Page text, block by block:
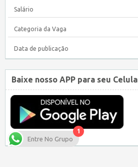
Salário
Categoria da Vaga
Data de publicação
Baixe nosso APP para seu
1
Entre No Grupo